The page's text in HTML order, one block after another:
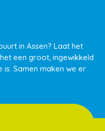
in Assen? Laat het
een groot, ingewikkeld
Samen maken we er